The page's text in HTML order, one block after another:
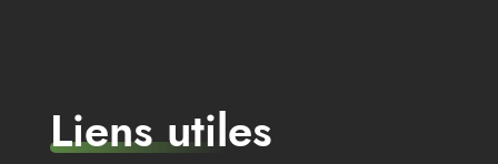
Liens utiles